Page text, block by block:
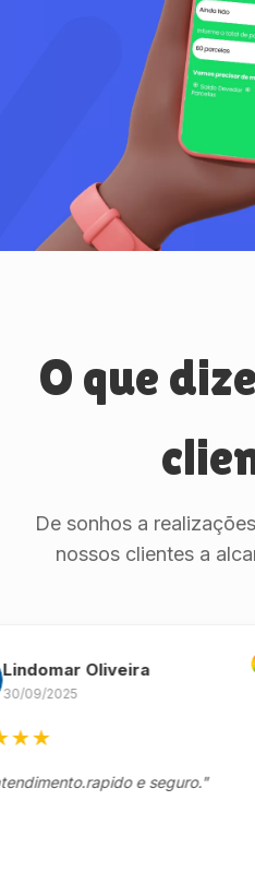
O que
De sonhos a
nossos clientes a
Oliveira
2025
e seguro."